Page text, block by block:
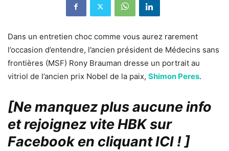
Dans un entretien choc comme vous aurez rarement
l’occasion d’entendre, l’ancien président de Médecins sans
frontières (MSF) Rony Brauman dresse un portrait au
vitriol de l’ancien prix Nobel de la paix, Shimon Peres.
[Ne manquez plus aucune info
et rejoignez vite HBK sur
Facebook en cliquant ICI !]